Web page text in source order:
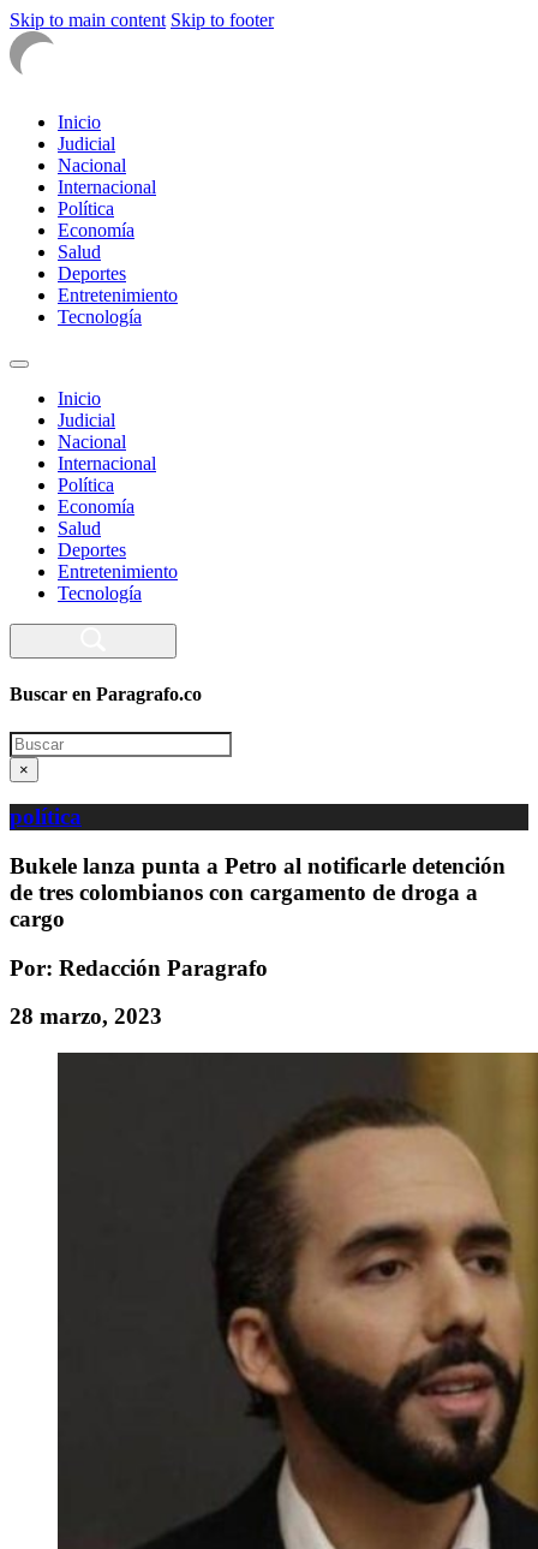
Skip to main content Skip to footer
Inicio
Judicial
Nacional
Internacional
Política
Economía
Salud
Deportes
Entretenimiento
Tecnología
Inicio
Judicial
Nacional
Internacional
Política
Economía
Salud
Deportes
Entretenimiento
Tecnología
Buscar en Paragrafo.co
Search
×
política
Bukele lanza punta a Petro al notificarle detención
de tres colombianos con cargamento de droga a
cargo
Por: Redacción Paragrafo
28 marzo, 2023